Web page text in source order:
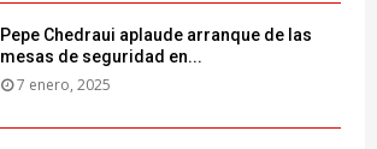
Pepe Chedraui aplaude arranque de las
mesas de seguridad en...
7 enero, 2025